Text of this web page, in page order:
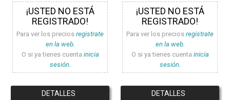
¡USTED NO ESTÁ
REGISTRADO!
Para ver los precios registrate
en la web.
O si ya tienes cuenta inicia
sesión.
DETALLES
¡USTED NO ESTÁ
REGISTRADO!
Para ver los precios registrate
en la web.
O si ya tienes cuenta inicia
sesión.
DETALLES